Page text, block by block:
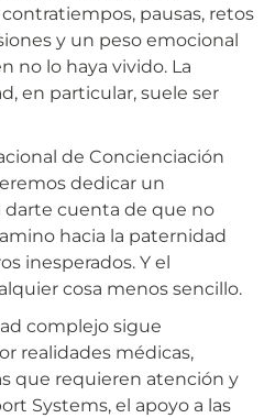
pausas, retos
y un peso emocional
no lo haya vivido. La
en particular, suele ser
de Concienciación
dedicar un
cuenta de que no
hacia la paternidad
inesperados. Y el
cosa menos sencillo.
complejo sigue
realidades médicas,
que requieren atención y
Systems, el apoyo a las